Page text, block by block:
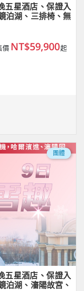
五星酒店、保證入
泊湖、三排椅、無
價 NT$59,900起
團體
五星酒店、保證入
泊湖、瀋陽故宮、